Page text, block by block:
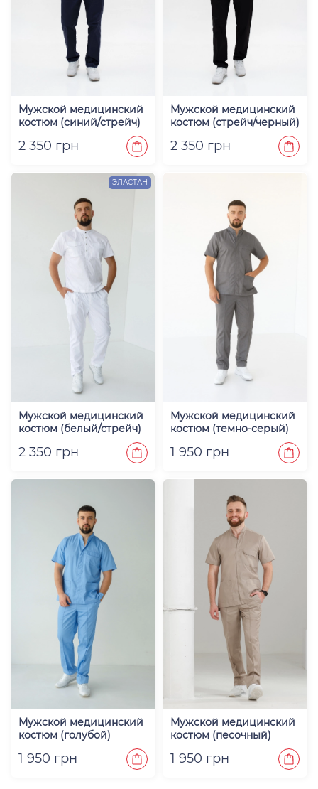
Мужской медицинский
костюм (синий/стрейч)
2 350 грн
Мужской медицинский
костюм (стрейч/черный)
2 350 грн
ЭЛАСТАН
Мужской медицинский
костюм (белый/стрейч)
2 350 грн
Мужской медицинский
костюм (темно-серый)
1 950 грн
Мужской медицинский
костюм (голубой)
1 950 грн
Мужской медицинский
костюм (песочный)
1 950 грн